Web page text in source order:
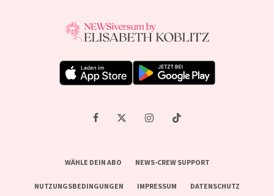
WÄHLE DEIN ABO NEWS-CREW SUPPORT
NUTZUNGSBEDINGUNGEN IMPRESSUM DATENSCHUTZ